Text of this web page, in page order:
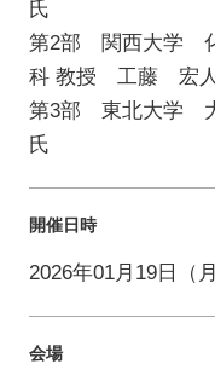
氏
第2部 関西大学 化
科 教授 工藤 宏
第3部 東北大学
氏
開催日時
2026年01月19日（
会場